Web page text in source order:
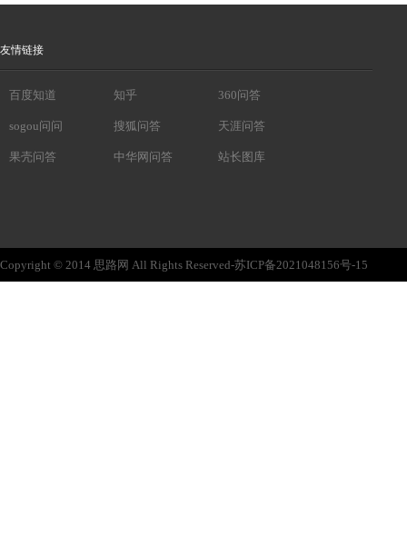
友情链接
百度知道 知乎 360问答
sogou问问 搜狐问答 天涯问答
果壳问答 中华网问答 站长图库
Copyright © 2014 思路网 All Rights Reserved-苏ICP备2021048156号-15